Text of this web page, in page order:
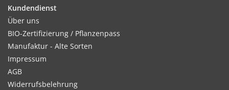
Kultur:
Reihenabstand 20–25 cm, in der Reihe 7cm. Jede 2. Pflanze
ausdünnen, sobald sie sich berühren. Im Sommer nicht
austrocknen lassen.
Kundendienst
Über uns
BIO-Zertifizierung / Pflanzenpass
Manufaktur - Alte Sorten
Impressum
AGB
Widerrufsbelehrung